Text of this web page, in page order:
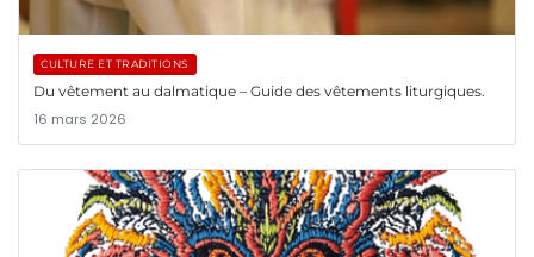
CULTURE ET TRADITIONS
Du vêtement au dalmatique – Guide des vêtements liturgiques.
16 mars 2026